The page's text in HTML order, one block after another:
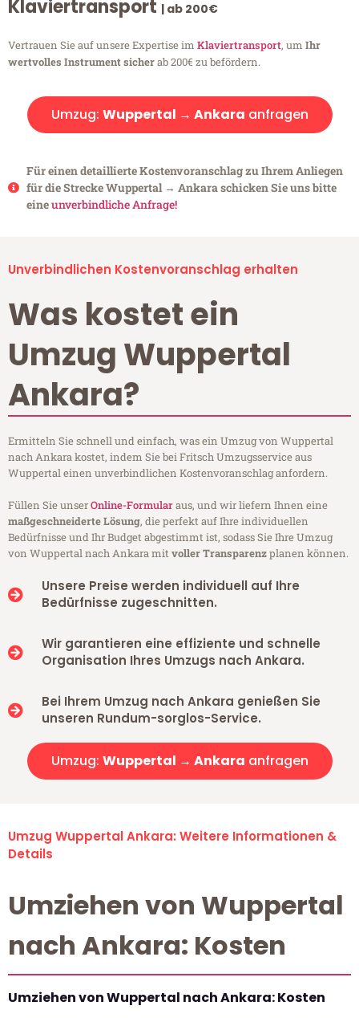
Klaviertransport | ab 200€
Vertrauen Sie auf unsere Expertise im Klaviertransport, um Ihr
wertvolles Instrument sicherab 200€ zu befördern.
Umzug: Wuppertal → Ankara anfragen
Für einen detaillierte Kostenvoranschlag zu Ihrem Anliegen
für die Strecke Wuppertal → Ankara schicken Sie uns bitte
eineunverbindliche Anfrage!
Unverbindlichen Kostenvoranschlag erhalten
Was kostet ein
Umzug Wuppertal
Ankara?
Ermitteln Sie schnell und einfach, was ein Umzug von Wuppertal
nach Ankara kostet, indem Sie bei Fritsch Umzugsservice aus
Wuppertal einen unverbindlichen Kostenvoranschlag anfordern.
Füllen Sie unserOnline-Formularaus, und wir liefern Ihnen eine
maßgeschneiderte Lösung, die perfekt auf Ihre individuellen
Bedürfnisse und Ihr Budget abgestimmt ist, sodass Sie Ihre Umzug
von Wuppertal nach Ankara mitvoller Transparenzplanen können.
Unsere Preise werden individuell auf Ihre
Bedürfnisse zugeschnitten.
Wir garantieren eine effiziente und schnelle
Organisation Ihres Umzugs nach Ankara.
Bei Ihrem Umzug nach Ankara genießen Sie
unseren Rundum-sorglos-Service.
Umzug: Wuppertal → Ankara anfragen
Umzug Wuppertal Ankara: Weitere Informationen &
Details
Umziehen von Wuppertal
nach Ankara: Kosten
Umziehen von Wuppertal nach Ankara: Kosten